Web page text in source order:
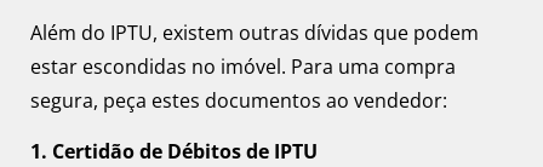
Além do IPTU, existem outras dívidas que podem
estar escondidas no imóvel. Para uma compra
segura, peça estes documentos ao vendedor:
1. Certidão de Débitos de IPTU